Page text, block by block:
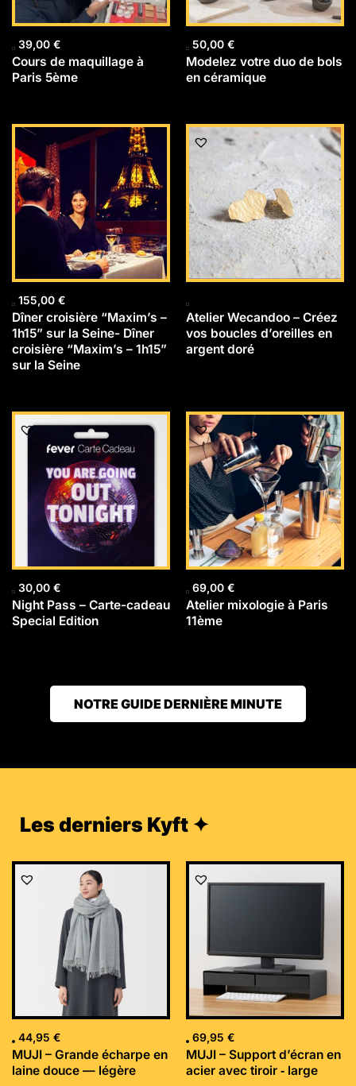
39,00 €
Cours de maquillage à
Paris 5ème
50,00 €
Modelez votre duo de bols
en céramique
155,00 €
Dîner croisière “Maxim’s –
1h15” sur la Seine- Dîner
croisière “Maxim’s – 1h15”
sur la Seine
Atelier Wecandoo – Créez
vos boucles d’oreilles en
argent doré
30,00 €
Night Pass – Carte-cadeau
Special Edition
69,00 €
Atelier mixologie à Paris
11ème
NOTRE GUIDE DERNIÈRE MINUTE
Les derniers Kyft ✦
44,95 €
MUJI – Grande écharpe en
laine douce — légère
69,95 €
MUJI – Support d’écran en
acier avec tiroir ‐ large